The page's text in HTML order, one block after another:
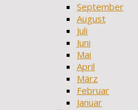
September
August
Juli
Juni
Mai
April
März
Februar
Januar